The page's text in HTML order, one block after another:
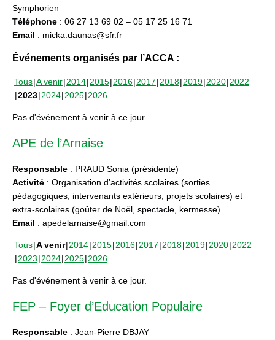
Symphorien
Téléphone : 06 27 13 69 02 – 05 17 25 16 71
Email : micka.daunas@sfr.fr
Événements organisés par l’ACCA :
Tous A venir 2014 2015 2016 2017 2018 2019 2020 2022
2023 2024 2025 2026
Pas d'événement à venir à ce jour.
APE de l’Arnaise
Responsable : PRAUD Sonia (présidente)
Activité : Organisation d’activités scolaires (sorties
pédagogiques, intervenants extérieurs, projets scolaires) et
extra-scolaires (goûter de Noël, spectacle, kermesse).
Email : apedelarnaise@gmail.com
Tous A venir 2014 2015 2016 2017 2018 2019 2020 2022
2023 2024 2025 2026
Pas d'événement à venir à ce jour.
FEP – Foyer d’Education Populaire
Responsable : Jean-Pierre DBJAY